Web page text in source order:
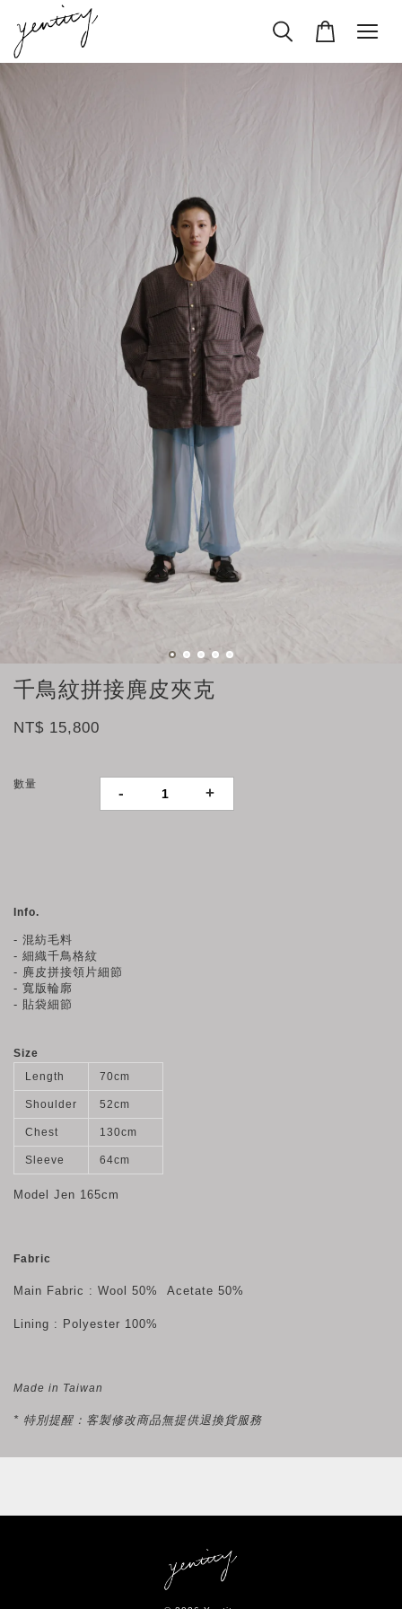
千鳥紋拼接麂皮夾克
NT$ 15,800
數量
- +
Info.
- 混紡毛料
- 細織千鳥格紋
- 麂皮拼接領片細節
- 寬版輪廓
- 貼袋細節
Size
Length
70cm
Shoulder 52cm
Chest 130cm
Sleeve 64cm
Model Jen 165cm
Fabric
Main Fabric : Wool 50% Acetate 50%
Lining : Polyester 100%
Made in Taiwan
* 特別提醒：客製修改商品無提供退換貨服務